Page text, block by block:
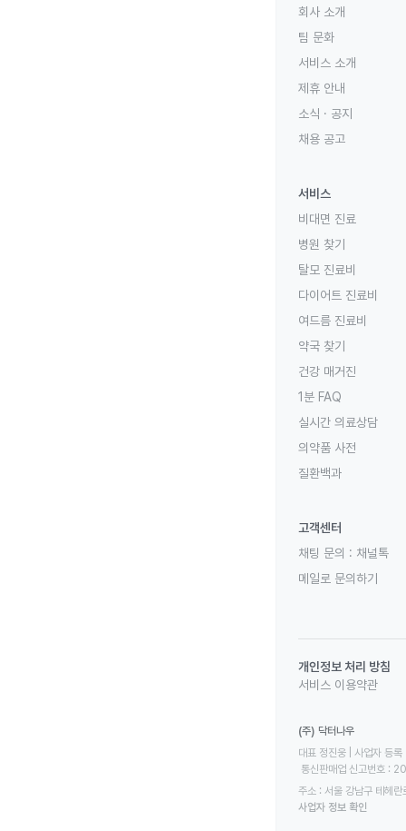
회사 소개
팀 문화
서비스 소개
제휴 안내
소식 · 공지
채용 공고
서비스
비대면 진료
병원 찾기
탈모 진료비
다이어트 진료비
여드름 진료비
약국 찾기
건강 매거진
1분 FAQ
실시간 의료상담
의약품 사전
질환백과
고객센터
채팅 문의 : 채널톡
메일로 문의하기
개인정보 처리 방침
서비스 이용약관
(주) 닥터나우
대표 정진웅 | 사업자
통신판매업 신고번호
주소 : 서울 강남구 테헤
사업자 정보 확인